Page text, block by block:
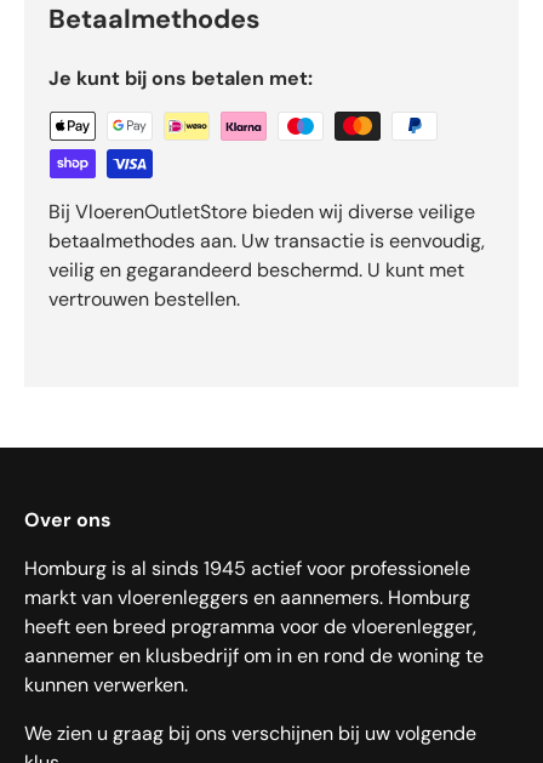
Betaalmethodes
Je kunt bij ons betalen met:
Bij VloerenOutletStore bieden wij diverse veilige
betaalmethodes aan. Uw transactie is eenvoudig,
veilig en gegarandeerd beschermd. U kunt met
vertrouwen bestellen.
Over ons
Homburg is al sinds 1945 actief voor professionele
markt van vloerenleggers en aannemers. Homburg
heeft een breed programma voor de vloerenlegger,
aannemer en klusbedrijf om in en rond de woning te
kunnen verwerken.
We zien u graag bij ons verschijnen bij uw volgende